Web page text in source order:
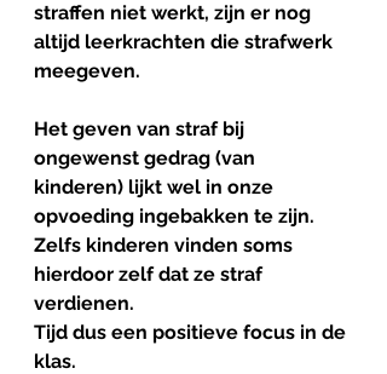
straffen niet werkt, zijn er nog
altijd leerkrachten die strafwerk
meegeven.
Het geven van straf bij
ongewenst gedrag (van
kinderen) lijkt wel in onze
opvoeding ingebakken te zijn.
Zelfs kinderen vinden soms
hierdoor zelf dat ze straf
verdienen.
Tijd dus een positieve focus in de
klas.